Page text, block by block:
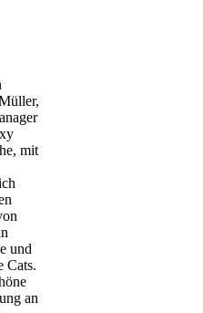
mit
und
Cats.
an